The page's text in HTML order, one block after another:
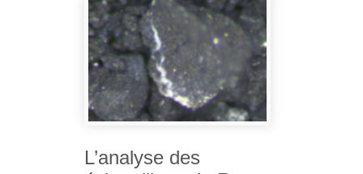
L’analyse des